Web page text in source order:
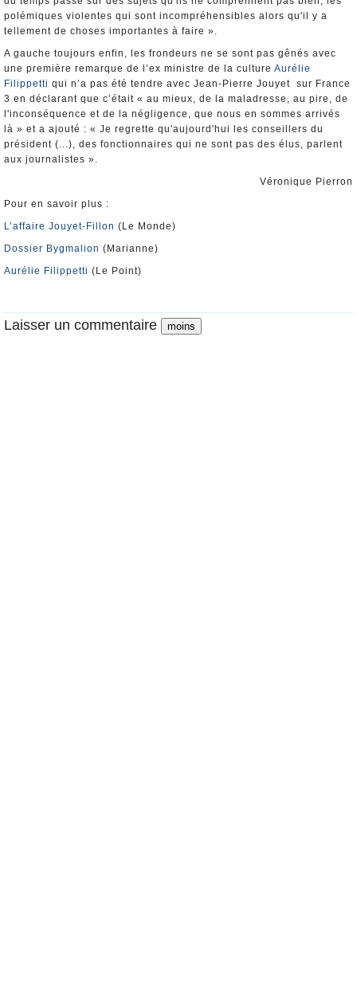
polémiques violentes qui sont incompréhensibles alors qu'il y a
tellement de choses importantes à faire ».
A gauche toujours enfin, les frondeurs ne se sont pas gênés avec
une première remarque de l’ex ministre de la culture Aurélie
Filippetti qui n’a pas été tendre avec Jean-Pierre Jouyet sur France
3 en déclarant que c’était « au mieux, de la maladresse, au pire, de
l'inconséquence et de la négligence, que nous en sommes arrivés
là » et a ajouté : « Je regrette qu'aujourd'hui les conseillers du
président (...), des fonctionnaires qui ne sont pas des élus, parlent
aux journalistes ».
Véronique Pierron
Pour en savoir plus :
L’affaire Jouyet-Fillon (Le Monde)
Dossier Bygmalion (Marianne)
Aurélie Filippetti (Le Point)
Laisser un commentaire